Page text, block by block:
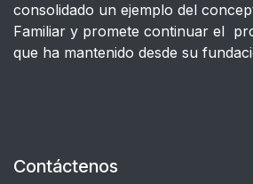
consolidado un ejemplo del
Familiar y promete continuar el
que ha mantenido desde su
Contáctenos